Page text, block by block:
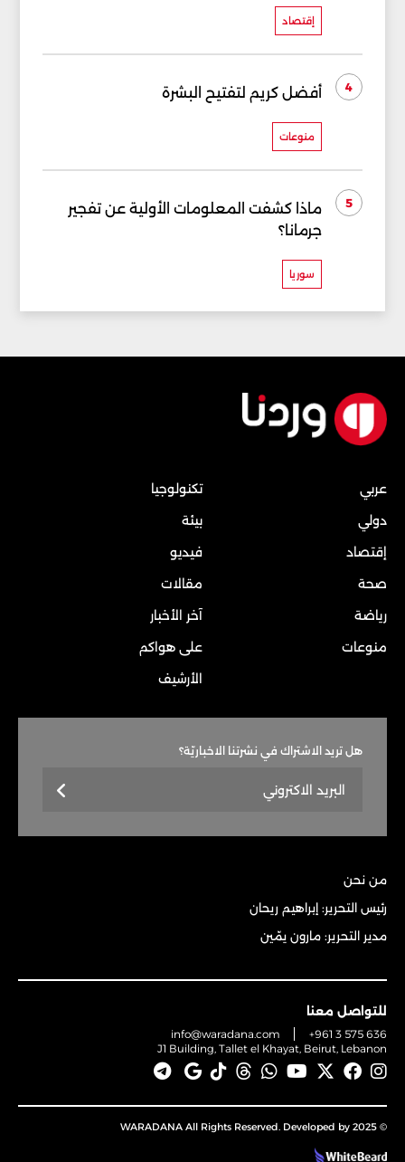
إقتصاد
4 أفضل كريم لتفتيح البشرة
منوعات
5
ماذا كشفت المعلومات الأولية عن تفجير
جرمانا؟
سوريا
عربي
دولي
إقتصاد
صحة
رياضة
منوعات
تكنولوجيا
بيئة
فيديو
مقالات
آخر الأخبار
على هواكم
الأرشيف
هل تريد الاشتراك في نشرتنا الاخباريّة؟
من نحن
رئيس التحرير: إبراهيم ريحان
مدير التحرير: مارون يمّين
للتواصل معنا
info@waradana.com
+961 3 575 636
J1 Building, Tallet el Khayat, Beirut, Lebanon
© 2025 WARADANA All Rights Reserved. Developed by